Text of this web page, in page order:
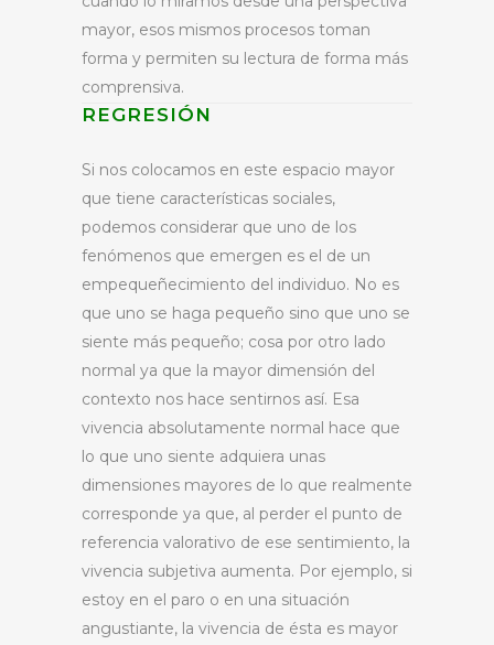
mayor, esos mismos procesos toman
forma y permiten su lectura de forma más
comprensiva.
REGRESIÓN
Si nos colocamos en este espacio mayor
que tiene características sociales,
podemos considerar que uno de los
fenómenos que emergen es el de un
empequeñecimiento del individuo. No es
que uno se haga pequeño sino que uno se
siente más pequeño; cosa por otro lado
normal ya que la mayor dimensión del
contexto nos hace sentirnos así. Esa
vivencia absolutamente normal hace que
lo que uno siente adquiera unas
dimensiones mayores de lo que realmente
corresponde ya que, al perder el punto de
referencia valorativo de ese sentimiento, la
vivencia subjetiva aumenta. Por ejemplo, si
estoy en el paro o en una situación
angustiante, la vivencia de ésta es mayor